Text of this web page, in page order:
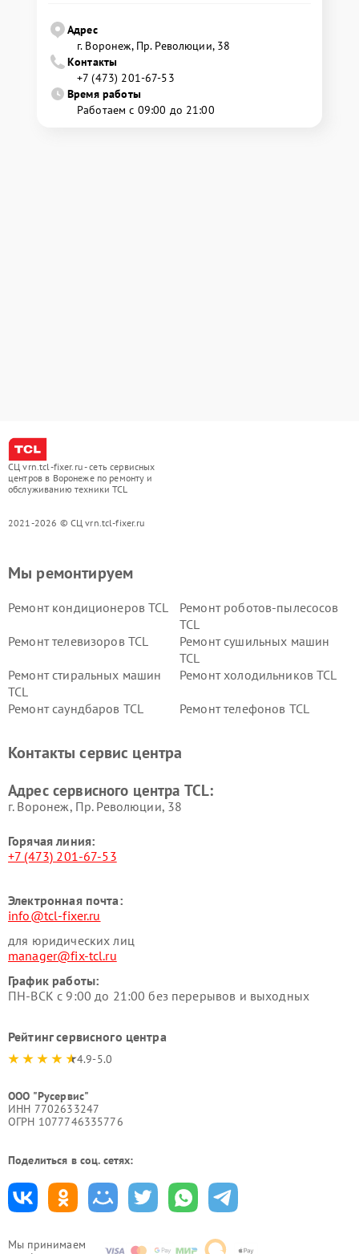
Адрес
г. Воронеж, Пр. Революции, 38
Контакты
+7 (473) 201-67-53
Время работы
Работаем с 09:00 до 21:00
СЦ vrn.tcl-fixer.ru - сеть сервисных
центров в Воронеже по ремонту и
обслуживанию техники TCL
2021-2026 © СЦ vrn.tcl-fixer.ru
Мы принимаем
Мы ремонтируем
Ремонт кондиционеров TCL
Ремонт роботов-пылесосов
TCL
Ремонт телевизоров TCL
Ремонт сушильных машин
TCL
Ремонт стиральных машин
TCL
Ремонт холодильников TCL
Ремонт саундбаров TCL Ремонт телефонов TCL
Контакты сервис центра
Адрес сервисного центра TCL:
г. Воронеж, Пр. Революции, 38
Горячая линия:
+7 (473) 201-67-53
Электронная почта:
info@tcl-fixer.ru
для юридических лиц
manager@fix-tcl.ru
График работы:
ПН-ВСК с 9:00 до 21:00 без перерывов и выходных
Рейтинг сервисного центра
4.9-5.0
ООО "Русервис"
ИНН 7702633247
ОГРН 1077746335776
Поделиться в соц. сетях: